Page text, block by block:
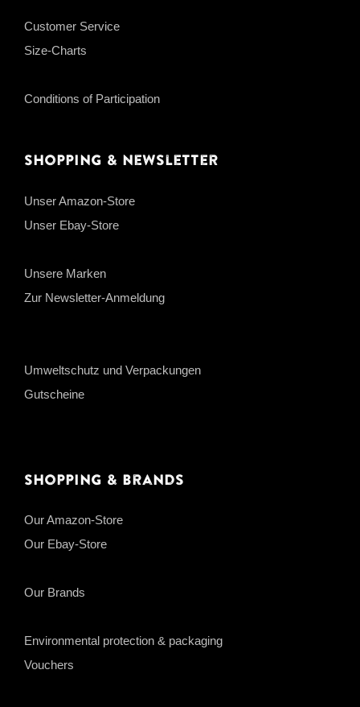
Customer Service
Size-Charts
Conditions of Participation
Shopping & Newsletter
Unser Amazon-Store
Unser Ebay-Store
Unsere Marken
Zur Newsletter-Anmeldung
Umweltschutz und Verpackungen
Gutscheine
Shopping & Brands
Our Amazon-Store
Our Ebay-Store
Our Brands
Environmental protection & packaging
Vouchers